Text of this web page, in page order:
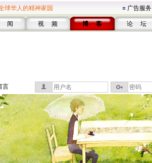
球华人的精神家园 广告服务
闻 视 频 博 客 论 坛
言